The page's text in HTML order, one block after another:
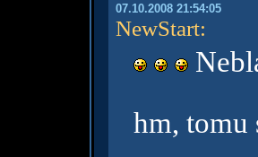
07.10.2008 21:54:05
NewStart:
hm, tomu